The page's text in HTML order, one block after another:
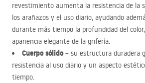
revestimiento aumenta la resistencia de la
los arañazos y el uso diario, ayudando
durante más tiempo la profundidad del
apariencia elegante de la grifería.
Cuerpo sólido– su estructura duradera
resistencia al uso diario y un aspecto
tiempo.